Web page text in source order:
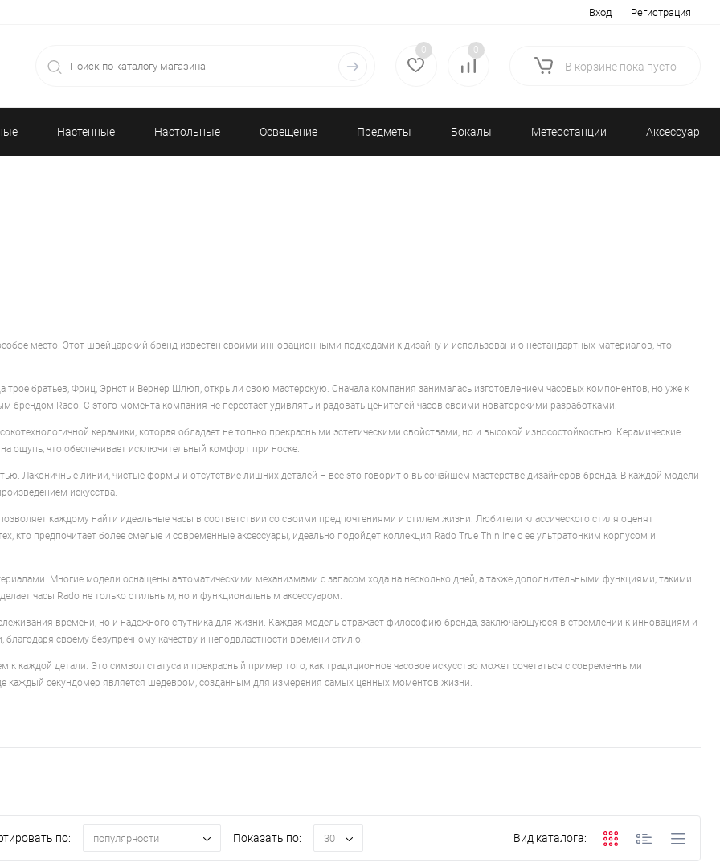
Вход Регистрация
0 0
В корзине пока пусто
Настенные Настольные Освещение Предметы Бокалы Метеостанции Аксессуары/
место. Этот швейцарский бренд известен своими инновационными подходами к дизайну и использованию нестандартных материалов, что
трое братьев, Фриц, Эрнст и Вернер Шлюп, открыли свою мастерскую. Сначала компания занималась изготовлением часовых компонентов, но уже к
Rado. С этого момента компания не перестает удивлять и радовать ценителей часов своими новаторскими разработками.
керамики, которая обладает не только прекрасными эстетическими свойствами, но и высокой износостойкостью. Керамические
ощупь, что обеспечивает исключительный комфорт при носке.
Лаконичные линии, чистые формы и отсутствие лишних деталей – все это говорит о высочайшем мастерстве дизайнеров бренда. В каждой модели
искусства.
каждому найти идеальные часы в соответствии со своими предпочтениями и стилем жизни. Любители классического стиля оценят
кто предпочитает более смелые и современные аксессуары, идеально подойдет коллекция Rado True Thinline с ее ультратонким корпусом и
Многие модели оснащены автоматическими механизмами с запасом хода на несколько дней, а также дополнительными функциями, такими
часы Rado не только стильным, но и функциональным аксессуаром.
времени, но и надежного спутника для жизни. Каждая модель отражает философию бренда, заключающуюся в стремлении к инновациям и
своему безупречному качеству и неподвластности времени стилю.
каждой детали. Это символ статуса и прекрасный пример того, как традиционное часовое искусство может сочетаться с современными
каждый секундомер является шедевром, созданным для измерения самых ценных моментов жизни.
по: популярности Показать по: 30 Вид каталога: